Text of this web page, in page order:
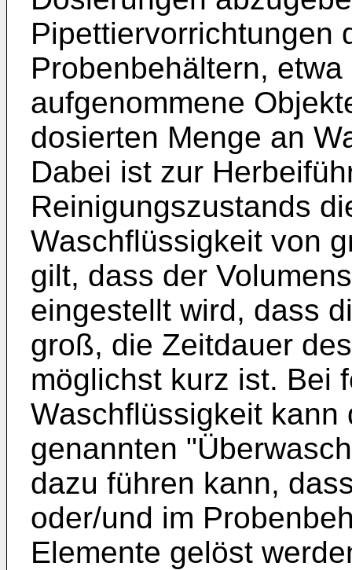
Pipettiervorrichtungen
Probenbehältern,
aufgenommene
dosierten Menge an
Dabei ist zur
Reinigungszustands
Waschflüssigkeit von
gilt, dass der
eingestellt wird, dass
groß, die Zeitdauer
möglichst kurz ist. Bei
Waschflüssigkeit kann
genannten
dazu führen kann,
oder/und im
Elemente gelöst